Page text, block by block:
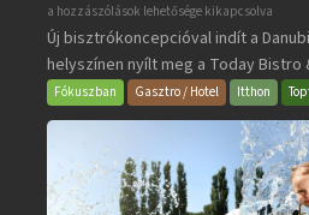
Today
Bistro
&
Bar
bejegyzéshez
a hozzászólások lehetősége kikapcsolva
Új bisztrókoncepcióval indít a
helyszínen nyílt meg a Today Bistro
Fókuszban Gasztro / Hotel Itthon